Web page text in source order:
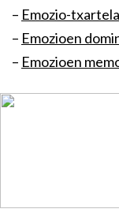
– Emozio-
– Emozioen
– Emozioen